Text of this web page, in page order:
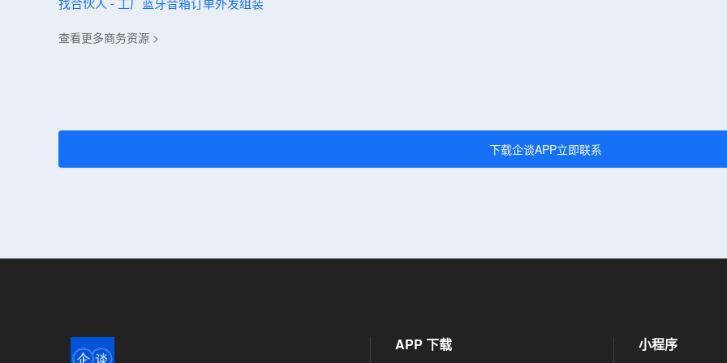
查看更多商务资源 >
下载企谈APP立即联系
APP 下载 小程序